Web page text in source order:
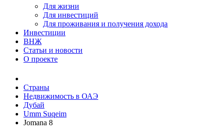
Для жизни
Для инвестиций
Для проживания и получения дохода
Инвестиции
ВНЖ
Статьи и новости
О проекте
Страны
Недвижимость в ОАЭ
Дубай
Umm Suqeim
Jomana 8